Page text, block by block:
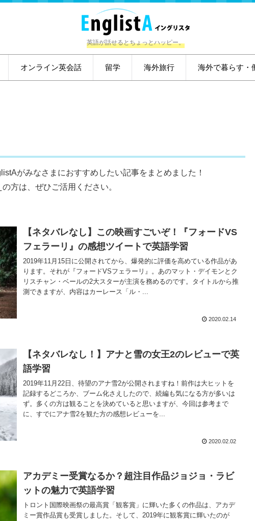
英語が話せるとちょっとハッピー。
オンライン英会話 留学 海外旅行 海外で暮らす・
がみなさまにおすすめしたい記事をまとめました！
方は、ぜひご活用ください。
【ネタバレなし】この映画すごいぞ！『フォードVS
フェラーリ』の感想ツイートで英語学習
2019年11月15日に公開されてから、爆発的に評価を高めている作品があ
ります。それが『フォードVSフェラーリ』。あのマット・デイモンとク
リスチャン・ベールの2大スターが主演を務めるのです。タイトルから推
測できますが、内容はカーレース「ル・...
2020.02.14
【ネタバレなし！】アナと雪の女王2のレビューで英
語学習
2019年11月22日、待望のアナ雪2が公開されますね！前作は大ヒットを
記録するどころか、ブーム化さえしたので、続編も気になる方が多いは
ず。多くの方は観ることを決めていると思いますが、今回は参考まで
に、すでにアナ雪2を観た方の感想レビューを...
2020.02.02
アカデミー受賞なるか？超注目作品ジョジョ・ラビ
ットの魅力で英語学習
トロント国際映画祭の最高賞「観客賞」に輝いた多くの作品は、アカデ
ミー賞作品賞も受賞しました。そして、2019年に観客賞に輝いたのが